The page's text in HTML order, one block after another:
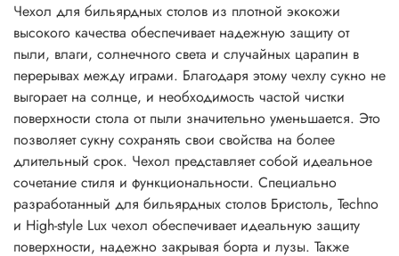
Чехол для бильярдных столов из плотной экокожи
высокого качества обеспечивает надежную защиту от
пыли, влаги, солнечного света и случайных царапин в
перерывах между играми. Благодаря этому чехлу сукно не
выгорает на солнце, и необходимость частой чистки
поверхности стола от пыли значительно уменьшается. Это
позволяет сукну сохранять свои свойства на более
длительный срок. Чехол представляет собой идеальное
сочетание стиля и функциональности. Специально
разработанный для бильярдных столов Бристоль, Techno
и High-style Lux чехол обеспечивает идеальную защиту
поверхности, надежно закрывая борта и лузы. Также